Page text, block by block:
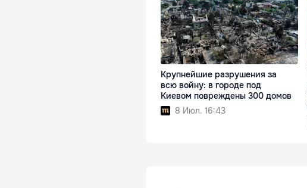
Крупнейшие разрушения за
всю войну: в городе под
Киевом повреждены 300 домов
8 Июл. 16:43